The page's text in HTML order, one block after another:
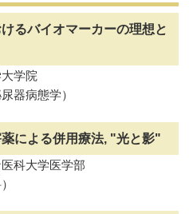
るバイオマーカーの理想と
大学院
器病態学）
による併用療法, "光と影"
医科大学医学部